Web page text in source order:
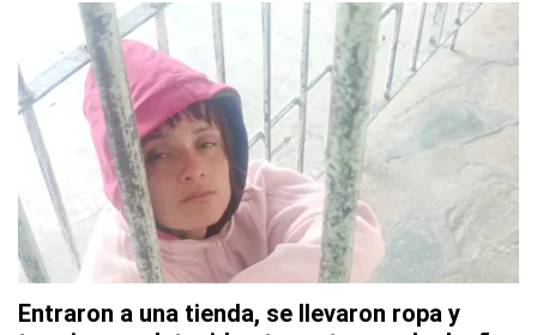
Entraron a una tienda, se llevaron ropa y